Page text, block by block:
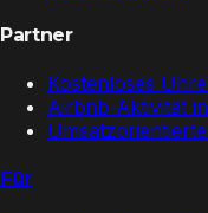
Partner
Kostenloses
Airbnb-Aktivität
Für